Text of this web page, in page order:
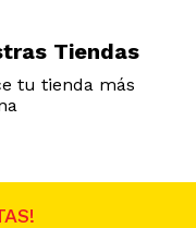
Tiendas
tu tienda más